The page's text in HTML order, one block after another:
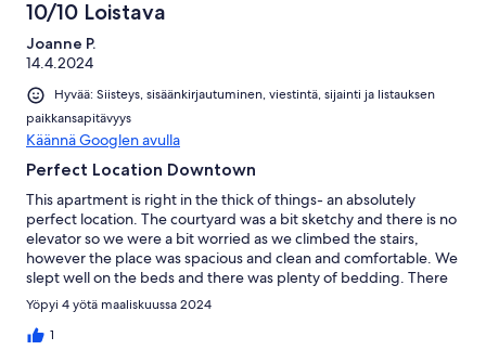
case of serious issues. My concerns were primarily cosmetic, so
comfortable and spacious rental for a larger group (traveled as 6
adults), but some of the amenities you might expect from an apt
over staying in a hotel are lacking here.
10/10 Loistava
Joanne P.
14.4.2024
Hyvää: Siisteys, sisäänkirjautuminen, viestintä, sijainti ja listauksen
paikkansapitävyys
Käännä Googlen avulla
Perfect Location Downtown
This apartment is right in the thick of things- an absolutely
perfect location. The courtyard was a bit sketchy and there is no
elevator so we were a bit worried as we climbed the stairs,
however the place was spacious and clean and comfortable. We
slept well on the beds and there was plenty of bedding. There
is a grocery store just around the corner and a restaurant/cafe
downstairs. It’s right across the street from Magasin du Nord-
so, it possible to walk indoors from the metro almost to the front
Yöpyi 4 yötä maaliskuussa 2024
1